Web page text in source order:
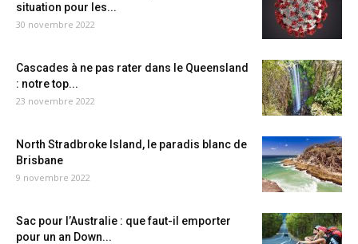
situation pour les...
30 novembre 2022
Cascades à ne pas rater dans le Queensland
: notre top...
23 novembre 2022
North Stradbroke Island, le paradis blanc de
Brisbane
9 novembre 2022
Sac pour l’Australie : que faut-il emporter
pour un an Down...